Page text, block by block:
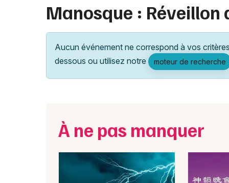
Manosque : Réveillon
Aucun événement ne correspond à vos
dessous ou utilisez notre
moteur de recherche
À ne pas manquer